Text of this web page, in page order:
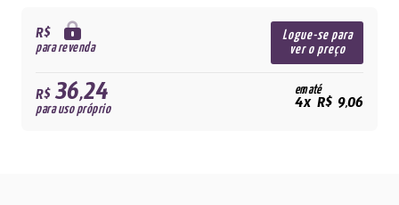
R$
para revenda
Logue-se para
ver o preço
R$36,24
para uso próprio
em até
4x R$ 9,06